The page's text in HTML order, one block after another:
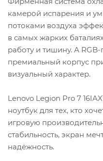
камерой испарения и
потоками воздуха
в самых жарких
работу и тишину. А
премиальный корпус
визуальный характер.
Lenovo Legion Pro 7
ноутбук для тех, кто
игровую
стабильность, экран
надёжность.